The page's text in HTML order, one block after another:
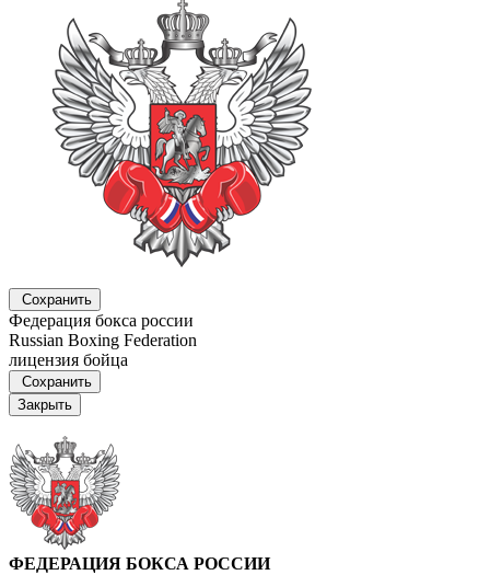
Сохранить
Федерация бокса россии
Russian Boxing Federation
лицензия бойца
Сохранить
Закрыть
ФЕДЕРАЦИЯ БОКСА РОССИИ